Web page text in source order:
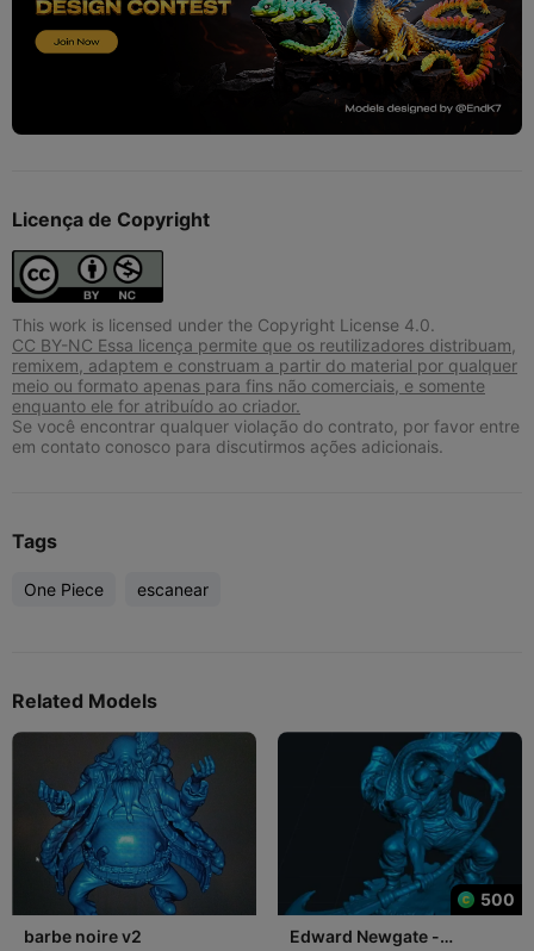
Licença de Copyright
This work is licensed under the Copyright License 4.0.
CC BY-NC Essa licença permite que os reutilizadores distribuam,
remixem, adaptem e construam a partir do material por qualquer
meio ou formato apenas para fins não comerciais, e somente
enquanto ele for atribuído ao criador.
Se você encontrar qualquer violação do contrato, por favor entre
em contato conosco para discutirmos ações adicionais.
Tags
One Piece escanear
Related Models
barbe noire v2
500
Edward Newgate -